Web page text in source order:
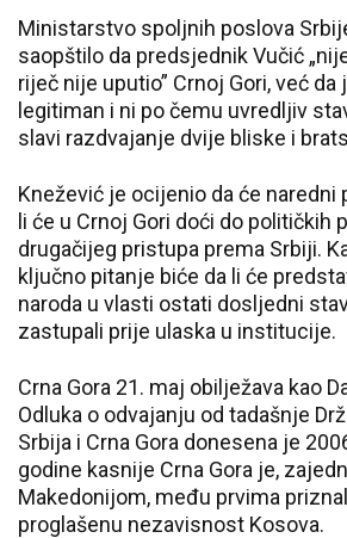
Ministarstvo spoljnih poslova
saopštilo da predsjednik Vučić
riječ nije uputio” Crnoj Gori, već da
legitiman i ni po čemu uvredljiv
slavi razdvajanje dvije bliske i
Knežević je ocijenio da će naredni
li će u Crnoj Gori doći do političkih
drugačijeg pristupa prema Srbiji.
ključno pitanje biće da li će
naroda u vlasti ostati dosljedni
zastupali prije ulaska u institucije.
Crna Gora 21. maj obilježava kao
Odluka o odvajanju od tadašnje
Srbija i Crna Gora donesena je
godine kasnije Crna Gora je,
Makedonijom, među prvima
proglašenu nezavisnost Kosova.